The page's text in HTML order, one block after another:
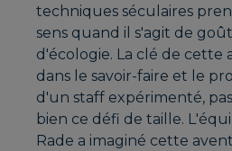
techniques séculaires
sens quand il s'agit de
d'écologie. La clé de cette
dans le savoir-faire et le
d'un staff expérimenté,
bien ce défi de taille.
Rade a imaginé cette